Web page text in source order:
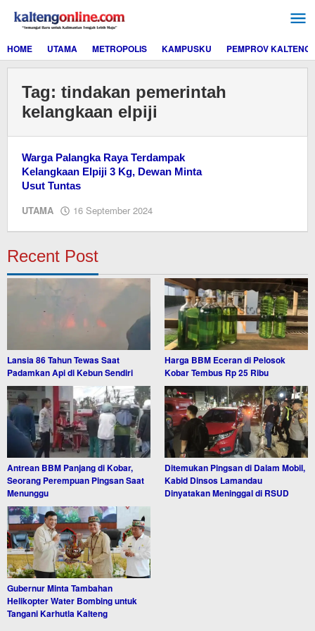
konten
HOME
UTAMA METROPOLIS KAMPUSKU PEMPROV KALTENG
Tag: tindakan pemerintah
kelangkaan elpiji
Warga Palangka Raya Terdampak
Kelangkaan Elpiji 3 Kg, Dewan Minta
Usut Tuntas
UTAMA 16 September 2024
Recent Post
Lansia 86 Tahun Tewas Saat
Padamkan Api di Kebun Sendiri
Harga BBM Eceran di Pelosok
Kobar Tembus Rp 25 Ribu
Antrean BBM Panjang di Kobar,
Seorang Perempuan Pingsan Saat
Menunggu
Ditemukan Pingsan di Dalam Mobil,
Kabid Dinsos Lamandau
Dinyatakan Meninggal di RSUD
Gubernur Minta Tambahan
Helikopter Water Bombing untuk
Tangani Karhutla Kalteng